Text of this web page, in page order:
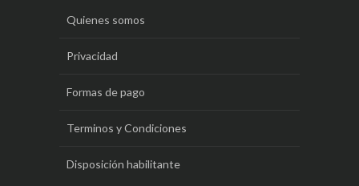
Quienes somos
Privacidad
Formas de pago
Terminos y Condiciones
Disposición habilitante